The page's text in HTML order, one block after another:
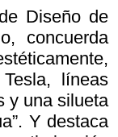
Diseño de
concuerda
líneas
y una silueta
Y destaca